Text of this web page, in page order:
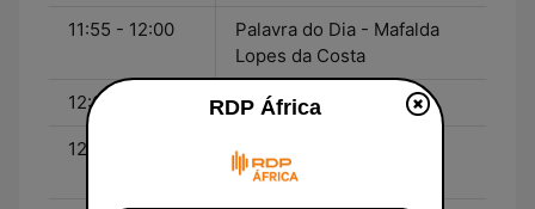
11:55 - 12:00
Palavra do Dia - Mafalda
Lopes da Costa
12:00 - 12:15 Noticiários RDP África
12:15 - 12:30
Escrever na água -
Fernanda Almeida
RDP África